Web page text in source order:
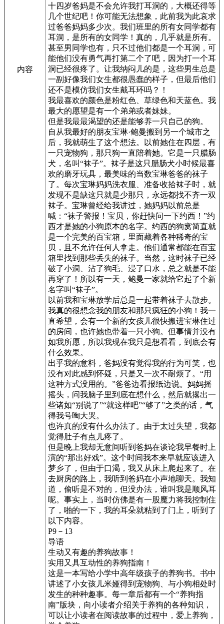
内容
十四岁爸妈是不会允许我打耳洞的，大概还得等
几个世纪吧！你可能无法想象，此前我为此哀求
过爸爸妈妈多少次。我们班里的所有女同学都有
耳洞，是所有的女同学！真的，几乎就是所有。
甚至男同学也有，只不过他们都是一个耳洞，可
能他们没有勇气再打第二个了吧，因为打一个耳
洞已经很疼了。让我纳闷儿的是，这些男生总是
一副好像我们女生都很愚蠢的样子，但最后他们
还不是模仿我们女生戴耳环吗？！
我最喜欢的颜色是粉红色、草绿色和天蓝色。我
最大的愿望是有一个弟弟或者妹妹。
但是我最最渴望的还是能够养一只自己的狗。
自从我最好的朋友宝琳·鲍曼搬到另一个城市之
后，我就萌生了这个想法。以前她住在四层，有
一只宠物狗，那只狗一直陪着她。它是一只腊肠
犬，名叫“袜子”。袜子是这只腊肠犬小时候最喜
欢的磨牙玩具，最美味的当数宝琳爸爸的袜子
了。每次宝琳妈妈洗衣服、准备收拾袜子时，就
发现不是缺这只就是少那只，永远都找不齐一双
袜子。宝琳曾经给我讲过，她妈妈以前总是
喊：“袜子警报！宝贝，你赶快问一下约西！”约
西才是她的小狗原本的名字。约西的狗窝简直就
是一个完美的百宝箱，里面藏着各种稀奇的宝
贝，且不允许任何人拿走。他们通常都能在百宝
箱里找到那些丢失的袜子。当然，这时袜子已经
破了小洞、沾了狗毛、浸了口水，总之就是不能
再穿了！所以有一天，鲍曼一家就给它起了个新
名字叫“袜子”。
以前我和宝琳放学后总是一起带着袜子去散步。
我真的很想念我的朋友和那只疯狂的小狗！我一
直希望，会有一个新的女孩儿很快搬进宝琳住过
的房间，也许她也带着一只小狗。但事情并没有
如我所愿，所以我现在我只是想看看，到底会有
什么效果。
出乎我的意料，爸妈没有觉得我的行为可笑，也
没有对此感到怀疑，只是又一次不耐烦了。“用
这种方式没用的。”爸爸边看报纸边说。妈妈摇
摇头，问我脑子里到底在想什么，然后就撂出一
些诸如“别说了”“就这样吧”“够了”之类的话，气
得我号啕大哭。
也许真的没有什么办法了。由于太过失望，我都
觉得肚子有点儿疼了。
但是晚上我却无意间听到爸妈在谈论我早餐时上
演的“那出好戏”。这个时间我本来早就应该进入
梦乡了，但由于口渴，我又从床上爬起来了。在
去厨房的路上，我听到爸妈在小声地聊天。我知
道，偷听是不对的，但没办法，谁叫我是顺风耳
呢。事实上，当时仿佛是有一股魔力将我控制住
了，啪的一下，我的耳朵就粘到了门上，听到了
以下内容。
P9－13
导语
生动又有趣的养狗故事！
实用又具互动性的养狗指南！
这是一本写给小学中高年级孩子的养狗书。书中
讲述了小女孩儿米娅得到宠物狗、与小狗相处时
发生的种种趣事。每一章后都有一个“养狗指
南”版块，向小读者介绍关于养狗的各种知识，
可以让小读者在阅读故事的过程中，爱上养狗，